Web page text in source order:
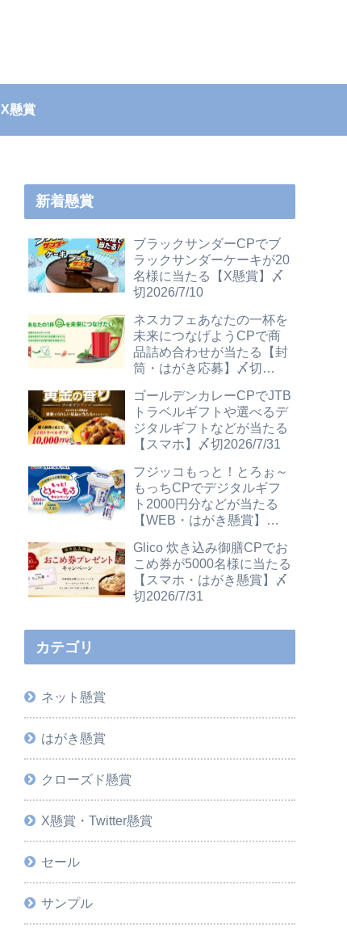
X懸賞
新着懸賞
ブラックサンダーCPでブ
ラックサンダーケーキが20
名様に当たる【X懸賞】〆
切2026/7/10
ネスカフェあなたの一杯を
未来につなげようCPで商
品詰め合わせが当たる【封
筒・はがき応募】〆切
ゴールデンカレーCPでJTB
トラベルギフトや選べるデ
ジタルギフトなどが当たる
【スマホ】〆切2026/7/31
フジッコもっと！とろぉ～
もっちCPでデジタルギフ
ト2000円分などが当たる
【WEB・はがき懸賞】〆
Glico 炊き込み御膳CPでお
こめ券が5000名様に当たる
【スマホ・はがき懸賞】〆
切2026/7/31
カテゴリ
ネット懸賞
はがき懸賞
クローズド懸賞
X懸賞・Twitter懸賞
セール
サンプル